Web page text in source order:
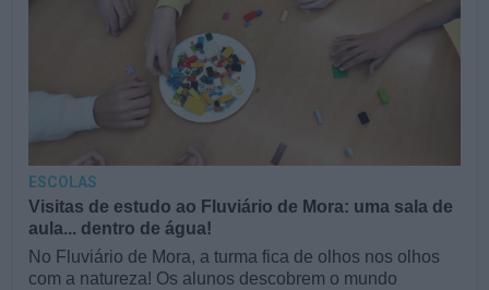
Visitas de estudo ao Fluviário de Mora: uma sala de
aula... dentro de água!
No Fluviário de Mora, a turma fica de olhos nos olhos
com a natureza! Os alunos descobrem o mundo
ESCOLAS